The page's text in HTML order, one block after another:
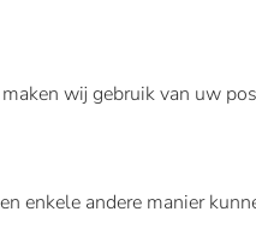
wij gebruik van uw
enkele andere manier